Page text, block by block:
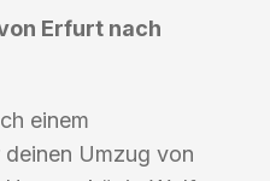
Erfurt nach
einem
deinen Umzug von